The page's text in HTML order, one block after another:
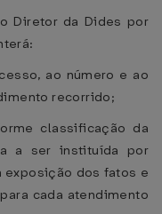
Diretor da Dides por
ao número e ao
recorrido;
classificação da
a ser instituída por
exposição dos fatos e
cada atendimento